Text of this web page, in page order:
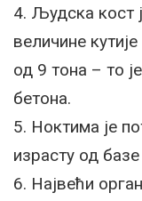
4. Људска кост
величине
од 9 тона – то
бетона.
5. Ноктима је
израсту од
6. Највећи